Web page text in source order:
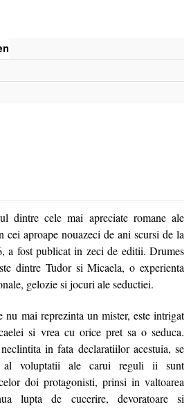
dintre cele mai apreciate romane ale
aproape nouazeci de ani scursi de la
a fost publicat in zeci de editii. Drumes
dintre Tudor si Micaela, o experienta
gelozie si jocuri ale seductiei.
nu mai reprezinta un mister, este intrigat
si vrea cu orice pret sa o seduca.
in fata declaratiilor acestuia, se
al voluptatii ale carui reguli ii sunt
doi protagonisti, prinsi in valtoarea
lupta de cucerire, devoratoare si